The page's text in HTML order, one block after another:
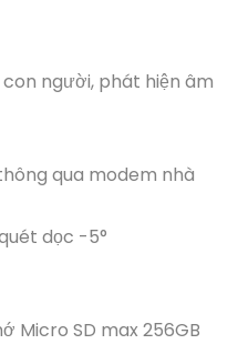
người, phát hiện âm
qua modem nhà
dọc -5°
Micro SD max 256GB